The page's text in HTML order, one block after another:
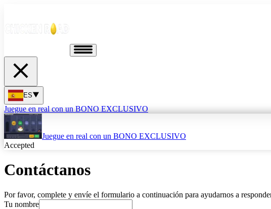
ES
Juegue en real con un BONO EXCLUSIVO
Juegue en real con un BONO EXCLUSIVO
Accepted
Contáctanos
Por favor, complete y envíe el formulario a continuación para ayudarnos a
Tu nombre